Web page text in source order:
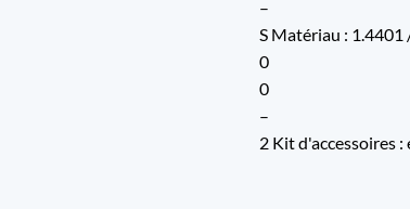
–
S Matériau :
0
0
–
2 Kit d'accessoires